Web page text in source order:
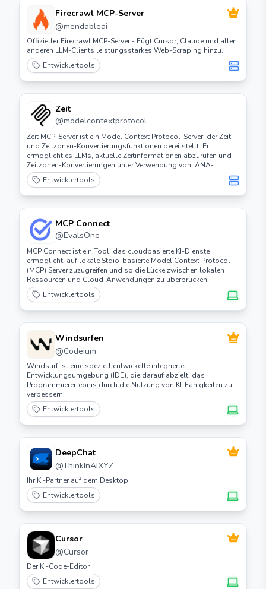
Firecrawl MCP-Server
@mendableai
Offizieller Firecrawl MCP-Server - Fügt Cursor, Claude und allen
anderen LLM-Clients leistungsstarkes Web-Scraping hinzu.
Entwicklertools
Zeit
@modelcontextprotocol
Zeit MCP-Server ist ein Model Context Protocol-Server, der Zeit-
und Zeitzonen-Konvertierungsfunktionen bereitstellt. Er
ermöglicht es LLMs, aktuelle Zeitinformationen abzurufen und
Zeitzonen-Konvertierungen unter Verwendung von IANA-
Zeitzonennamen durchzuführen, mit automatischer Erkennung
der Systemzeitzone.
Entwicklertools
MCP Connect
@EvalsOne
MCP Connect ist ein Tool, das cloudbasierte KI-Dienste
ermöglicht, auf lokale Stdio-basierte Model Context Protocol
(MCP) Server zuzugreifen und so die Lücke zwischen lokalen
Ressourcen und Cloud-Anwendungen zu überbrücken.
Entwicklertools
Windsurfen
@Codeium
Windsurf ist eine speziell entwickelte integrierte
Entwicklungsumgebung (IDE), die darauf abzielt, das
Programmiererlebnis durch die Nutzung von KI-Fähigkeiten zu
verbessern.
Entwicklertools
DeepChat
@ThinkInAIXYZ
Ihr KI-Partner auf dem Desktop
Entwicklertools
Cursor
@Cursor
Der KI-Code-Editor
Entwicklertools